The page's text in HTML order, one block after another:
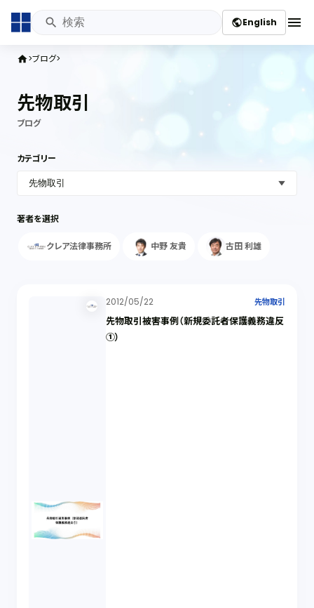
publicEnglish menu
home ブログ
先物取引
ブログ
カテゴリー
著者を選択
クレア法律事務所 中野 友貴 古田 利雄
2012/05/22 先物取引
先物取引被害事例（新規委託者保護義務違反
①）